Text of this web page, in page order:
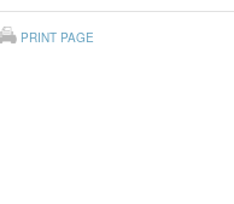
PRINT PAGE